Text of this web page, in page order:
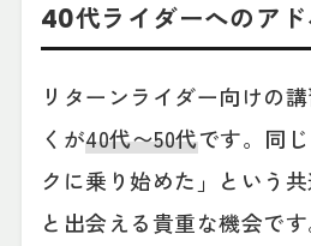
40代ライダーへのアド
リターンライダー向けの
くが40代〜50代です。同
クに乗り始めた」という
と出会える貴重な機会で